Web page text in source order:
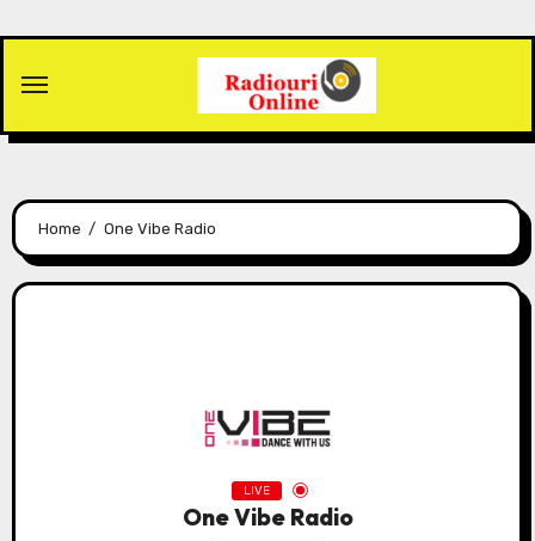
content
Home One Vibe Radio
LIVE
One Vibe Radio